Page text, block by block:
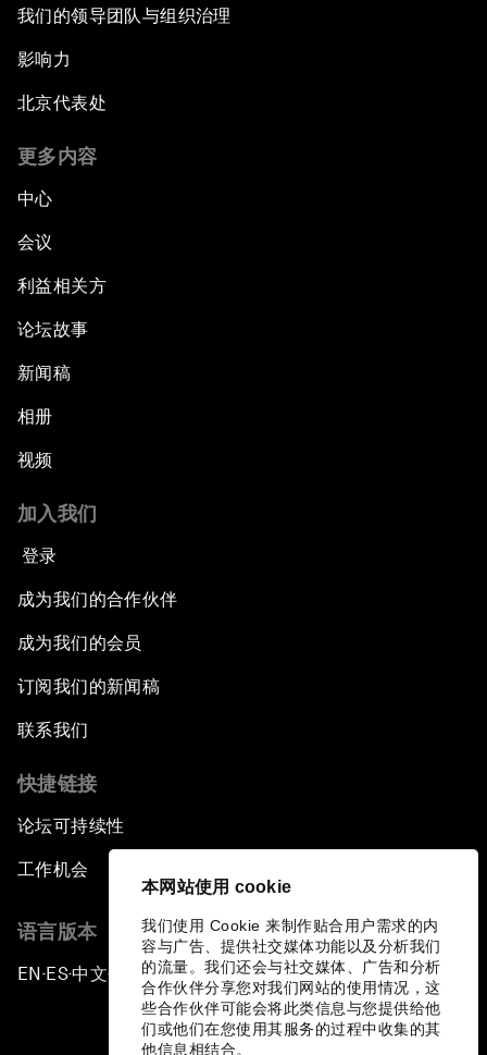
本网站使用 cookie
我们使用 Cookie 来制作贴合用户需求的内
容与广告、提供社交媒体功能以及分析我们
的流量。我们还会与社交媒体、广告和分析
合作伙伴分享您对我们网站的使用情况，这
些合作伙伴可能会将此类信息与您提供给他
们或他们在您使用其服务的过程中收集的其
他信息相结合。
我们的领导团队与组织治理
影响力
北京代表处
更多内容
中心
会议
利益相关方
论坛故事
新闻稿
相册
视频
加入我们
登录
成为我们的合作伙伴
成为我们的会员
订阅我们的新闻稿
联系我们
快捷链接
论坛可持续性
工作机会
语言版本
EN ▪ ES▪中文▪ 日本語